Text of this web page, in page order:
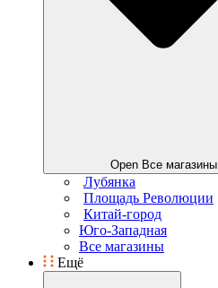
Open Все магазины
Лубянка
Площадь Революции
Китай-город
Юго-Западная
Все магазины
Ещё